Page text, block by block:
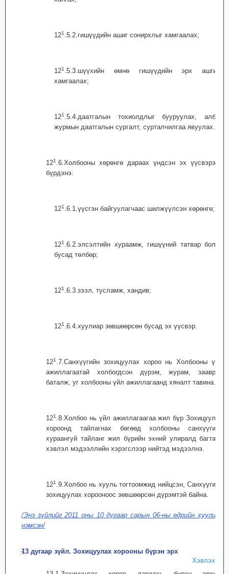
121 .5.2.гишүүдийн ашиг сонирхлыг хамгаалах;
121 .5.3.шүүхийн өмнө гишүүдийн эрх ашгийг
хамгаалах;
121 .5.4.даатгалын тохиолдлыг бууруулах, албан
журмын даатгалын сургалт, сурталчилгаа явуулах.
121 .6.Холбооны хөрөнгө дараах үндсэн эх үүсвэрээс
бүрдэнэ:
121 .6.1.үүсгэн байгуулагчаас шилжүүлсэн хөрөнгө;
121 .6.2.элсэлтийн хураамж, гишүүний татвар болон
бусад төлбөр;
121 .6.3.зээл, тусламж, хандив;
121 .6.4.хуулиар зөвшөөрсөн бусад эх үүсвэр.
121 .7.Санхүүгийн зохицуулах хороо нь Холбооны үйл
ажиллагаатай холбогдсон дүрэм, журам, зааврыг
баталж, уг холбооны үйл ажиллагаанд хяналт тавина.
121 .8.Холбоо нь үйл ажиллагаагаа жил бүр Зохицуулах
хороонд тайлагнах бөгөөд холбооны санхүүгийн
хураангуй тайланг жил бүрийн эхний улиралд багтаан
хэвлэл мэдээллийн хэрэгслээр нийтэд мэдээлнэ.
121 .9.Холбоо нь хууль тогтоомжид нийцсэн, Санхүүгийн
зохицуулах хорооноос зөвшөөрсөн дүрэмтэй байна.
/Энэ зүйлийг 2011 оны 10 дугаар сарын 06-ны өдрийн хуулиар
нэмсэн/
13 дугаар зүйл. Зохицуулах хорооны бүрэн эрх
Хэвлэх